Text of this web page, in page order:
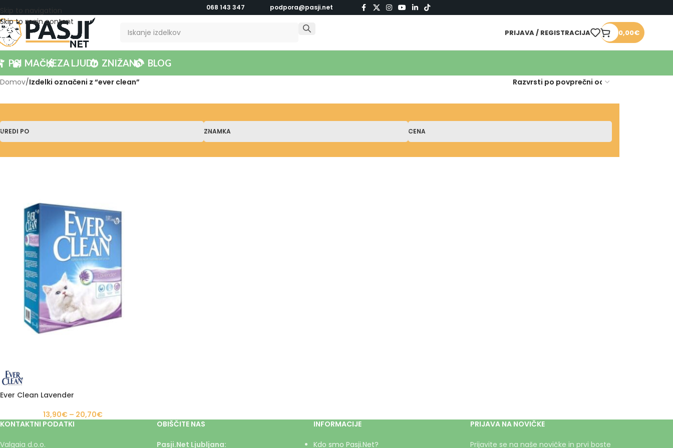
Skip to navigation
Skip to main content
068 143 347 podpora@pasji.net
PRIJAVA / REGISTRACIJA 0,00€
PSI MAČKEZA LJUDI ZNIŽANO BLOG
Domov/Izdelki označeni z “ever clean”
UREDI PO ZNAMKA CENA
Ever Clean Lavender
13,90€ – 20,70€
KONTAKTNI PODATKI
Valgaia d.o.o.
OBIŠČITE NAS
Pasji.Net Ljubljana:
INFORMACIJE
Kdo smo Pasji.Net?
PRIJAVA NA NOVIČKE
Prijavite se na naše novičke in prvi boste